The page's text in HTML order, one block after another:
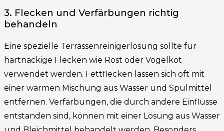
3. Flecken und Verfärbungen richtig
behandeln
Eine spezielle Terrassenreinigerlösung sollte für
hartnäckige Flecken wie Rost oder Vogelkot
verwendet werden. Fettflecken lassen sich oft mit
einer warmen Mischung aus Wasser und Spülmittel
entfernen. Verfärbungen, die durch andere Einflüsse
entstanden sind, können mit einer Lösung aus Wasser